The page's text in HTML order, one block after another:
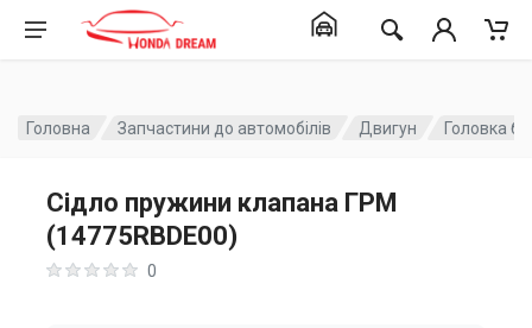
Головна Запчастини до автомобілів Двигун Головка
Сідло пружини клапана ГРМ
(14775RBDE00)
0